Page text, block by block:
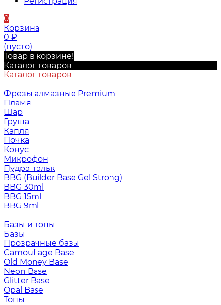
0
Корзина
0 ₽
(пусто)
Товар в корзине!
Каталог товаров
Каталог товаров
Фрезы алмазные Premium
Пламя
Шар
Груша
Капля
Почка
Конус
Микрофон
Пудра-тальк
BBG (Builder Base Gel Strong)
BBG 30ml
BBG 15ml
BBG 9ml
Базы и топы
Базы
Прозрачные базы
Camouflage Base
Old Money Base
Neon Base
Glitter Base
Opal Base
Топы